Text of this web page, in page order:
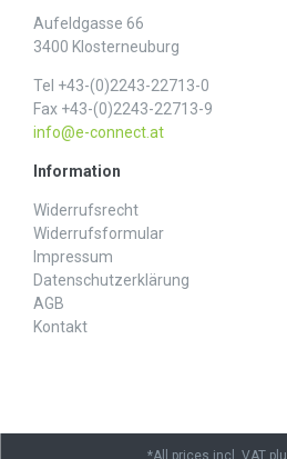
Aufeldgasse 66
3400 Klosterneuburg
Tel +43-(0)2243-22713-0
Fax +43-(0)2243-22713-9
info@e-connect.at
Information
Widerrufs­recht
Widerrufs­formular
Impressum
Daten­schutz­erklärung
AGB
Kontakt
*All prices incl. VAT